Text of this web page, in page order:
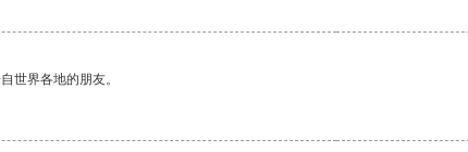
世界各地的朋友。